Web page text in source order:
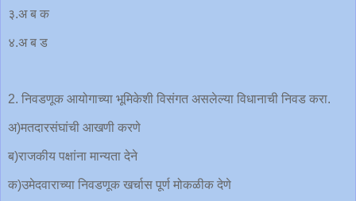
३.अ ब क
४.अ ब ड
2. निवडणूक आयोगाच्या भूमिकेशी विसंगत असलेल्या विधानाची निवड करा.
अ)मतदारसंघांची आखणी करणे
ब)राजकीय पक्षांना मान्यता देने
क)उमेदवाराच्या निवडणूक खर्चास पूर्ण मोकळीक देणे